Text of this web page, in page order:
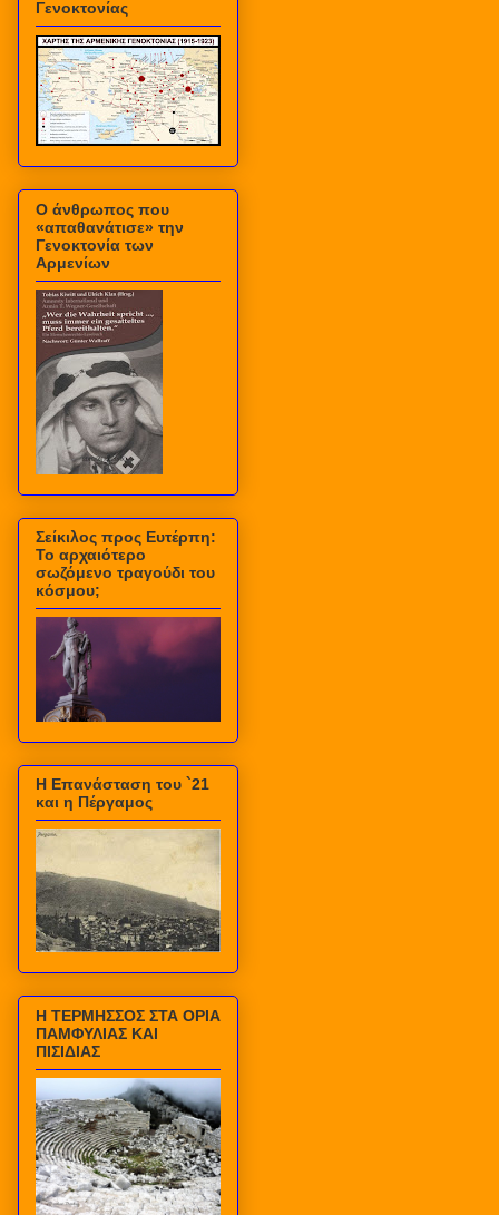
Γενοκτονίας
Ο άνθρωπος που
«απαθανάτισε» την
Γενοκτονία των
Αρμενίων
Σείκιλος προς Ευτέρπη:
Το αρχαιότερο
σωζόμενο τραγούδι του
κόσμου;
Η Επανάσταση του `21
και η Πέργαμος
Η ΤΕΡΜΗΣΣΟΣ ΣΤΑ ΟΡΙΑ
ΠΑΜΦΥΛΙΑΣ ΚΑΙ
ΠΙΣΙΔΙΑΣ